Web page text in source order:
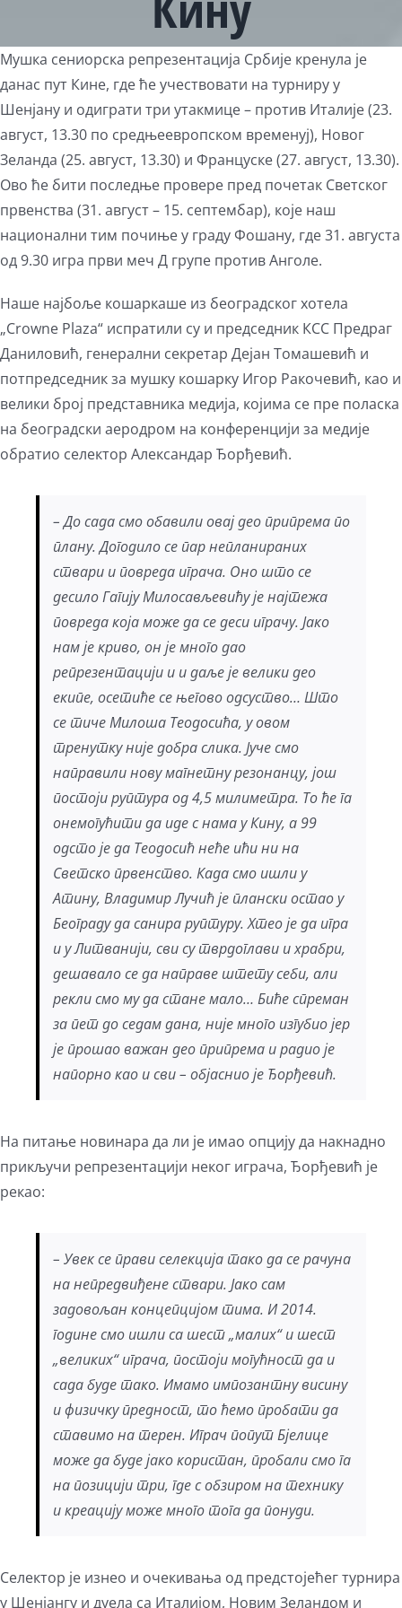
View
Larger
Image
Мушка сениорска репрезентација Србије кренула је
данас пут Кине, где ће учествовати на турниру у
Шенјану и одиграти три утакмице – против Италије (23.
август, 13.30 по средњеевропском временуј), Новог
Зеланда (25. август, 13.30) и Француске (27. август, 13.30).
Ово ће бити последње провере пред почетак Светског
првенства (31. август – 15. септембар), које наш
национални тим почиње у граду Фошану, где 31. августа
од 9.30 игра први меч Д групе против Анголе.
Наше најбоље кошаркаше из београдског хотела
„Crowne Plaza“ испратили су и председник КСС Предраг
Даниловић, генерални секретар Дејан Томашевић и
потпредседник за мушку кошарку Игор Ракочевић, као и
велики број представника медија, којима се пре поласка
на београдски аеродром на конференцији за медије
обратио селектор Александар Ђорђевић.
– До сада смо обавили овај део припрема по
плану. Догодило се пар непланираних
ствари и повреда играча. Оно што се
десило Гагију Милосављевићу је најтежа
повреда која може да се деси играчу. Јако
нам је криво, он је много дао
репрезентацији и и даље је велики део
екипе, осетиће се његово одсуство… Што
се тиче Милоша Теодосића, у овом
тренутку није добра слика. Јуче смо
направили нову магнетну резонанцу, још
постоји руптура од 4,5 милиметра. То ће га
онемогућити да иде с нама у Кину, а 99
одсто је да Теодосић неће ићи ни на
Светско првенство. Када смо ишли у
Атину, Владимир Лучић је плански остао у
Београду да санира руптуру. Хтео је да игра
и у Литванији, сви су тврдоглави и храбри,
дешавало се да направе штету себи, али
рекли смо му да стане мало… Биће спреман
за пет до седам дана, није много изгубио јер
је прошао важан део припрема и радио је
напорно као и сви – објаснио је Ђорђевић.
На питање новинара да ли је имао опцију да накнадно
прикључи репрезентацији неког играча, Ђорђевић је
рекао:
– Увек се прави селекција тако да се рачуна
на непредвиђене ствари. Јако сам
задовољан концепцијом тима. И 2014.
године смо ишли са шест „малих“ и шест
„великих“ играча, постоји могућност да и
сада буде тако. Имамо импозантну висину
и физичку предност, то ћемо пробати да
ставимо на терен. Играч попут Бјелице
може да буде јако користан, пробали смо га
на позицији три, где с обзиром на технику
и креацију може много тога да понуди.
Селектор је изнео и очекивања од предстојећег турнира
у Шенјангу и дуела са Италијом, Новим Зеландом и